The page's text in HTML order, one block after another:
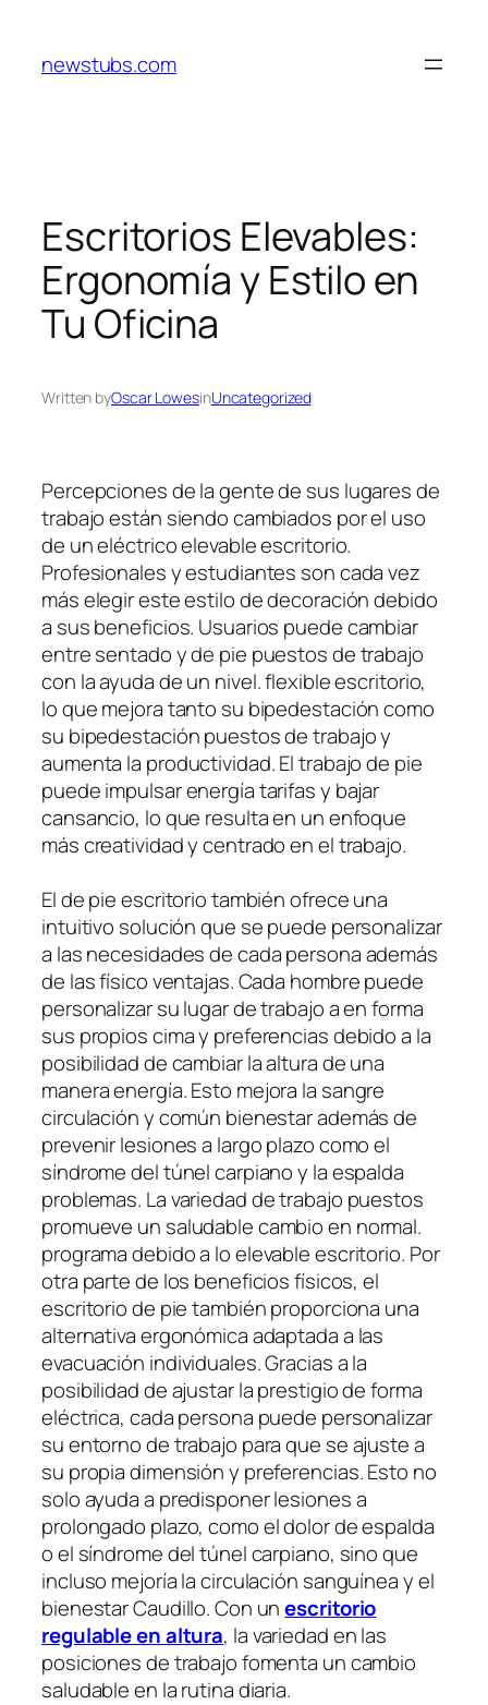
content
newstubs.com
Escritorios Elevables:
Ergonomía y Estilo en
Tu Oficina
Written byOscar LowesinUncategorized
Percepciones de la gente de sus lugares de
trabajo están siendo cambiados por el uso
de un eléctrico elevable escritorio.
Profesionales y estudiantes son cada vez
más elegir este estilo de decoración debido
a sus beneficios. Usuarios puede cambiar
entre sentado y de pie puestos de trabajo
con la ayuda de un nivel. flexible escritorio,
lo que mejora tanto su bipedestación como
su bipedestación puestos de trabajo y
aumenta la productividad. El trabajo de pie
puede impulsar energía tarifas y bajar
cansancio, lo que resulta en un enfoque
más creatividad y centrado en el trabajo.
El de pie escritorio también ofrece una
intuitivo solución que se puede personalizar
a las necesidades de cada persona además
de las físico ventajas. Cada hombre puede
personalizar su lugar de trabajo a en forma
sus propios cima y preferencias debido a la
posibilidad de cambiar la altura de una
manera energía. Esto mejora la sangre
circulación y común bienestar además de
prevenir lesiones a largo plazo como el
síndrome del túnel carpiano y la espalda
problemas. La variedad de trabajo puestos
promueve un saludable cambio en normal.
programa debido a lo elevable escritorio. Por
otra parte de los beneficios físicos, el
escritorio de pie también proporciona una
alternativa ergonómica adaptada a las
evacuación individuales. Gracias a la
posibilidad de ajustar la prestigio de forma
eléctrica, cada persona puede personalizar
su entorno de trabajo para que se ajuste a
su propia dimensión y preferencias. Esto no
solo ayuda a predisponer lesiones a
prolongado plazo, como el dolor de espalda
o el síndrome del túnel carpiano, sino que
incluso mejoría la circulación sanguínea y el
bienestar Caudillo. Con unescritorio
regulable en altura, la variedad en las
posiciones de trabajo fomenta un cambio
saludable en la rutina diaria.